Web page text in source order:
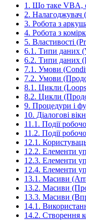
1. Що таке VBA,
2. Налагоджувач
3. Робота з
4. Робота з
5. Властивості
6.1. Типи даних
6.2. Типи даних
7.1. Умови
7.2. Умови
8.1. Цикли
8.2. Цикли
9. Процедури і
10. Діалогові
11.1. Події
11.2. Події
12.1.
12.2. Елементи
12.3. Елементи
12.4. Елементи
13.1. Масиви
13.2. Масиви
13.3. Масиви
14.1.
14.2. Створення